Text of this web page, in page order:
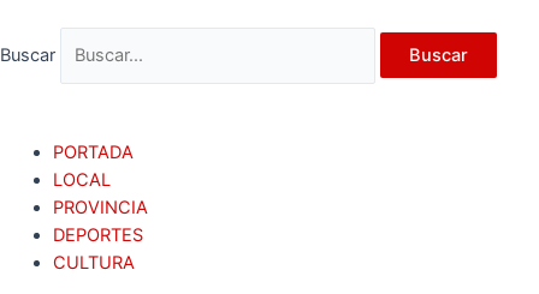
contenido
Buscar Buscar
PORTADA
LOCAL
PROVINCIA
DEPORTES
CULTURA